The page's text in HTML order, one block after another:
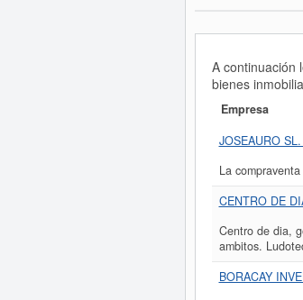
A continuación
bienes
Empresa
JOSEAURO
La
CENTRO DE
Centro de dia,
ambitos.
BORACAY